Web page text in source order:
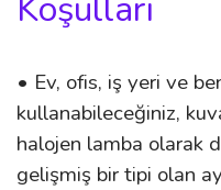
• Ev, ofis, iş yeri ve
kullanabileceğiniz,
halojen lamba olarak
gelişmiş bir tipi olan